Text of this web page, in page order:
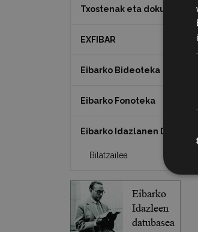
Txostenak eta
EXFIBAR
Eibarko Bideoteka
Eibarko Fonoteka
Eibarko Idazlanen Datu-
Bilatzailea